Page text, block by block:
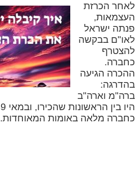
לאחר הכרזת
העצמאות,
פנתה ישראל
לאו"ם בבקשה
להצטרף
כחברה.
ההכרה הגיעה
בהדרגה:
ברה"מ וארה"ב
כחברה מלאה באומות המאוחדות.